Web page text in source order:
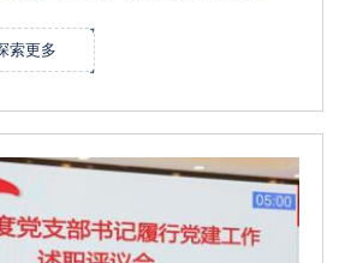
深圳医院（光明）为例
索更多